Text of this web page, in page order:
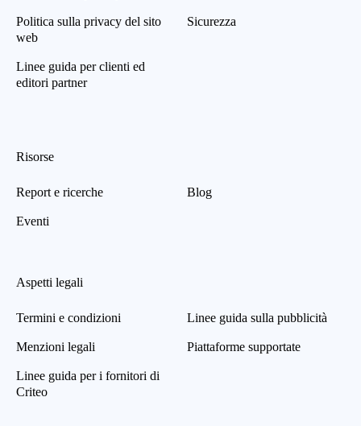
Politica sulla privacy del sito
web
Linee guida per clienti ed
editori partner
Sicurezza
Risorse
Report e ricerche
Eventi
Blog
Aspetti legali
Termini e condizioni
Menzioni legali
Linee guida per i fornitori di
Criteo
Linee guida sulla pubblicità
Piattaforme supportate